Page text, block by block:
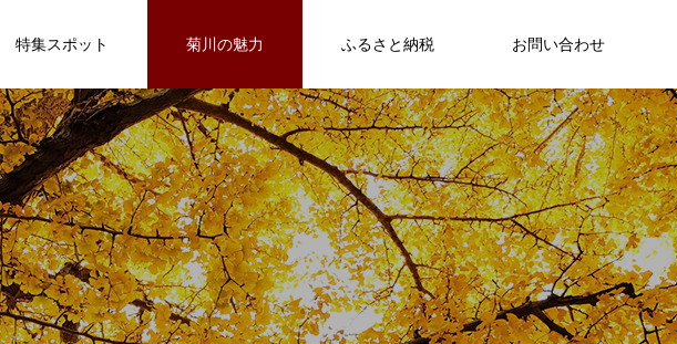
特集スポット 菊川の魅力 ふるさと納税 お問い合わせ
グルメスポット
FEATURE
グルメスポット
FEATURE
観光スポット
【手相・タロット】本格的な占いができ
るカフェ「さくらんぼ」【菊川観光スポ
ット】
観光スポット
【苔テラリウム体験】
ス」で自分だけの苔テ
ませんか？【菊川観光
遊
ASOBU
観
MIRU
/home/c7873234/public_html/kikugawanavi.com/wp-content/themes/meets_tcd086/
40
/home/c7873234/public_html/kikugawanavi.com/wp-
54